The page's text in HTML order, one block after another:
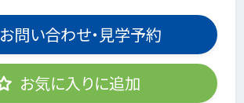
お問い合わせ・見学予約
お気に入りに追加